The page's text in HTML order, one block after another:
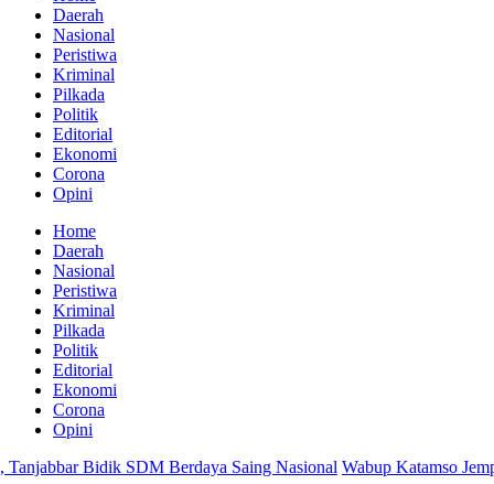
Daerah
Nasional
Peristiwa
Kriminal
Pilkada
Politik
Editorial
Ekonomi
Corona
Opini
Home
Daerah
Nasional
Peristiwa
Kriminal
Pilkada
Politik
Editorial
Ekonomi
Corona
Opini
Bidik SDM Berdaya Saing Nasional Wabup Katamso Jemput